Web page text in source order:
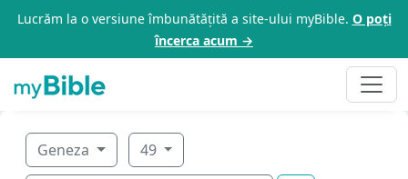
Lucrăm la o versiune îmbunătățită a site-ului myBible. O poți
încerca acum →
Geneza 49